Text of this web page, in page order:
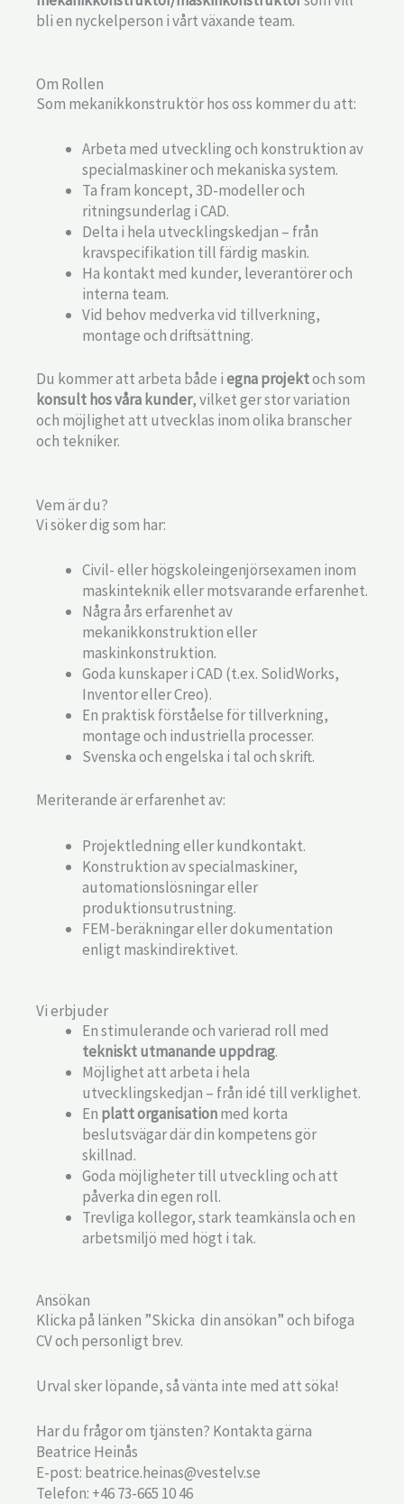
bli en nyckelperson i vårt växande team.
Om Rollen
Som mekanikkonstruktör hos oss kommer du att:
Arbeta med utveckling och konstruktion av
specialmaskiner och mekaniska system.
Ta fram koncept, 3D-modeller och
ritningsunderlag i CAD.
Delta i hela utvecklingskedjan – från
kravspecifikation till färdig maskin.
Ha kontakt med kunder, leverantörer och
interna team.
Vid behov medverka vid tillverkning,
montage och driftsättning.
Du kommer att arbeta både iegna projektoch som
konsult hos våra kunder, vilket ger stor variation
och möjlighet att utvecklas inom olika branscher
och tekniker.
Vem är du?
Vi söker dig som har:
Civil- eller högskoleingenjörsexamen inom
maskinteknik eller motsvarande erfarenhet.
Några års erfarenhet av
mekanikkonstruktion eller
maskinkonstruktion.
Goda kunskaper i CAD (t.ex. SolidWorks,
Inventor eller Creo).
En praktisk förståelse för tillverkning,
montage och industriella processer.
Svenska och engelska i tal och skrift.
Meriterande är erfarenhet av:
Projektledning eller kundkontakt.
Konstruktion av specialmaskiner,
automationslösningar eller
produktionsutrustning.
FEM-beräkningar eller dokumentation
enligt maskindirektivet.
Vi erbjuder
En stimulerande och varierad roll med
tekniskt utmanande uppdrag.
Möjlighet att arbeta i hela
utvecklingskedjan – från idé till verklighet.
En platt organisationmed korta
beslutsvägar där din kompetens gör
skillnad.
Goda möjligheter till utveckling och att
påverka din egen roll.
Trevliga kollegor, stark teamkänsla och en
arbetsmiljö med högt i tak.
Ansökan
Klicka på länken ”Skicka din ansökan” och bifoga
CV och personligt brev.
Urval sker löpande, så vänta inte med att söka!
Har du frågor om tjänsten? Kontakta gärna
Beatrice Heinås
E-post: beatrice.heinas@vestelv.se
Telefon: +46 73-665 10 46